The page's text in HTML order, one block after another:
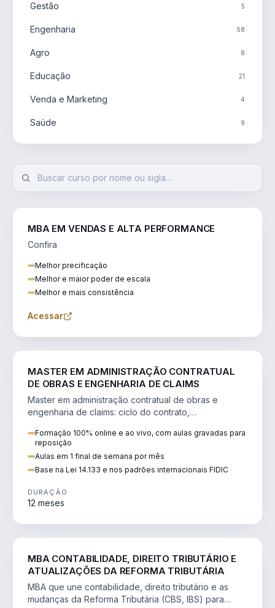
Gestão 5
Engenharia 58
Agro 8
Educação 21
Venda e Marketing 4
Saúde 9
MBA EM VENDAS E ALTA PERFORMANCE
Confira
Melhor precificação
Melhor e maior poder de escala
Melhor e mais consistência
Acessar
MASTER EM ADMINISTRAÇÃO CONTRATUAL
DE OBRAS E ENGENHARIA DE CLAIMS
Master em administração contratual de obras e
engenharia de claims: ciclo do contrato,
Formação 100% online e ao vivo, com aulas gravadas para
reposição
Aulas em 1 final de semana por mês
Base na Lei 14.133 e nos padrões internacionais FIDIC
DURAÇÃO
12 meses
MBA CONTABILIDADE, DIREITO TRIBUTÁRIO E
ATUALIZAÇÕES DA REFORMA TRIBUTÁRIA
MBA que une contabilidade, direito tributário e as
mudanças da Reforma Tributária (CBS, IBS) para